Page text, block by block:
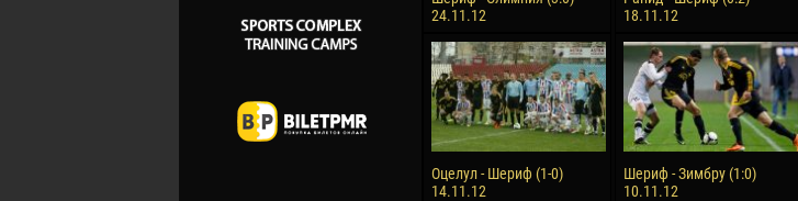
24.11.12
18.11.12
Оцелул - Шериф (1-0)
14.11.12
Шериф - Зимбру (1:0)
10.11.12